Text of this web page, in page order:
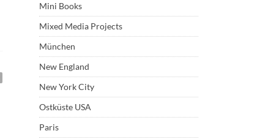
Mini Books
Mixed Media Projects
München
New England
New York City
Ostküste USA
Paris